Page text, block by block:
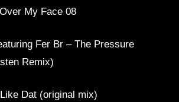
My Face 08
Fer Br – The Pressure
Remix)
Dat (original mix)